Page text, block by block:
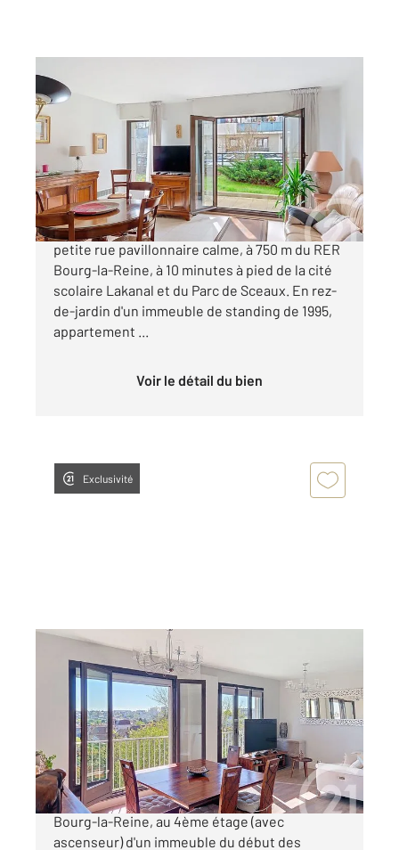
BOURG LA REINE 92
70 m
Appartement F3 à vendre
399 000 €
BOURG-LA-REINE - Petit Chambord. Dans une
petite rue pavillonnaire calme, à 750 m du RER
Bourg-la-Reine, à 10 minutes à pied de la cité
scolaire Lakanal et du Parc de Sceaux. En rez-
de-jardin d'un immeuble de standing de 1995,
appartement ...
Voir le détail du bien
Exclusivité
BOURG LA REINE 92
60,26 m2, 2 pièces
Ref : 11808
Appartement F2 à vendre
320 000 €
BOURG-LA-REINE Exclusivité A 750 m du RER
Bourg-la-Reine, au 4ème étage (avec
ascenseur) d'un immeuble du début des